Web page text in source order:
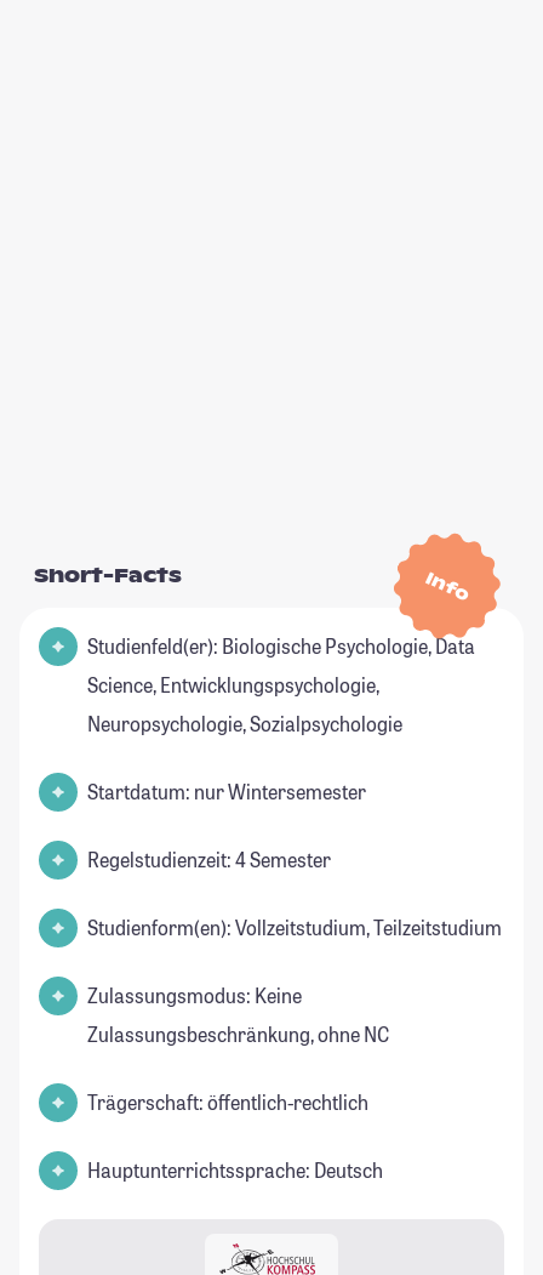
Info
Short-Facts
Studienfeld(er): Biologische Psychologie, Data
Science, Entwicklungspsychologie,
Neuropsychologie, Sozialpsychologie
Startdatum: nur Wintersemester
Regelstudienzeit: 4 Semester
Studienform(en): Vollzeitstudium, Teilzeitstudium
Zulassungsmodus: Keine
Zulassungsbeschränkung, ohne NC
Trägerschaft: öffentlich-rechtlich
Hauptunterrichtssprache: Deutsch